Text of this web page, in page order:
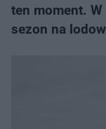
ten moment.
sezon na